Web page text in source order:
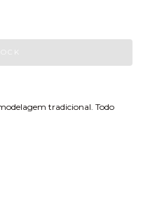
tradicional. Todo